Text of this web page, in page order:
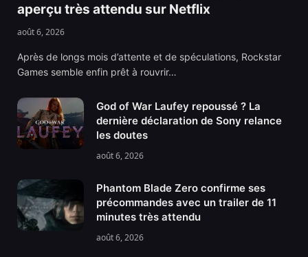
aperçu très attendu sur Netflix
août 6, 2026
Après de longs mois d’attente et de spéculations, Rockstar
Games semble enfin prêt à rouvrir…
God of War Laufey repoussé ? La
dernière déclaration de Sony relance
les doutes
août 6, 2026
Phantom Blade Zero confirme ses
précommandes avec un trailer de 11
minutes très attendu
août 6, 2026